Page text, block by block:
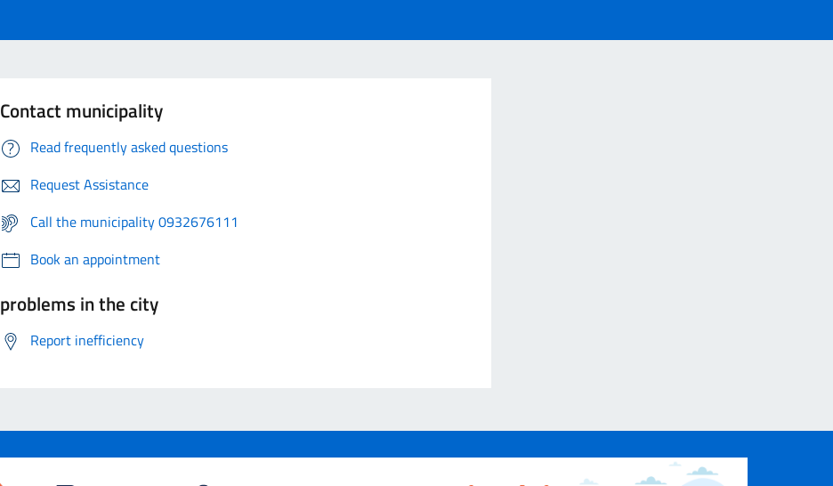
Contact municipality
Read frequently asked questions
Request Assistance
Call the municipality 0932676111
Book an appointment
problems in the city
Report inefficiency